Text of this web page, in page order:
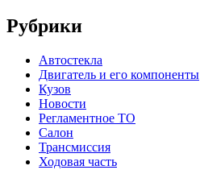
Рубрики
Автостекла
Двигатель и его компоненты
Кузов
Новости
Регламентное ТО
Салон
Трансмиссия
Ходовая часть